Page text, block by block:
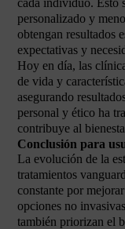
cada individuo. Esto
personalizado y
obtengan resultados
expectativas y
Hoy en día, las
de vida y
asegurando
personal y ético ha
contribuye al
Conclusión para
La evolución de la
tratamientos
constante por
opciones no
también priorizan el